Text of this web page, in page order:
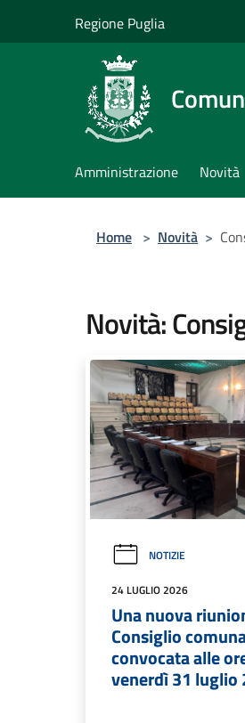
Regione Puglia
Amministrazione Novità
Home > Novità >
Novità:
NOTIZIE
24 LUGLIO 2026
Una nuova
Consiglio
convocata alle
venerdì 31 luglio